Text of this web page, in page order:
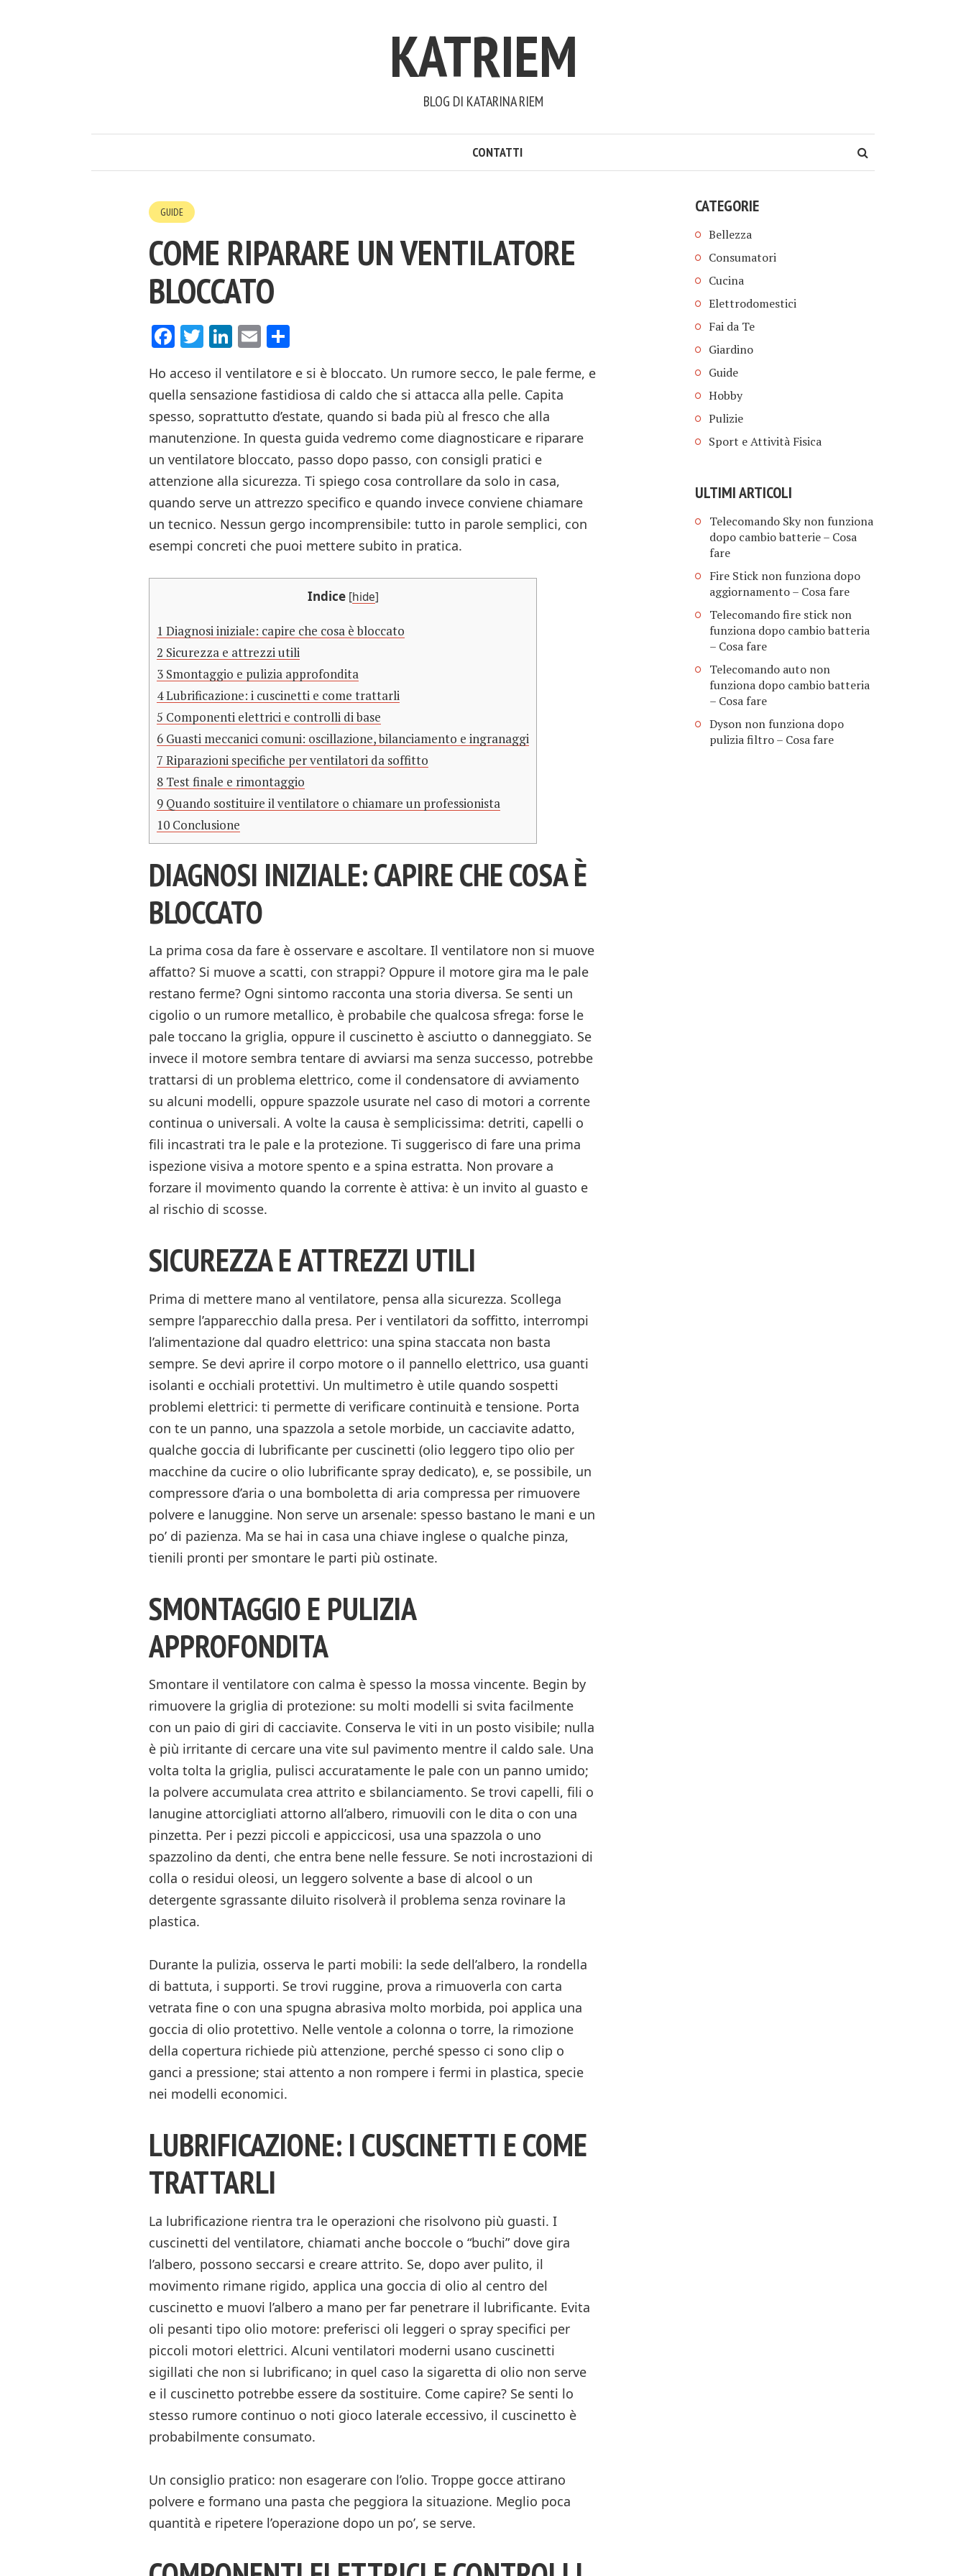
KATRIEM
BLOG DI KATARINA RIEM
CONTATTI
GUIDE
COME RIPARARE UN VENTILATORE
BLOCCATO
Facebook
Twitter
LinkedIn
Email
Ho acceso il ventilatore e si è bloccato. Un rumore secco, le pale ferme, e
quella sensazione fastidiosa di caldo che si attacca alla pelle. Capita
spesso, soprattutto d’estate, quando si bada più al fresco che alla
manutenzione. In questa guida vedremo come diagnosticare e riparare
un ventilatore bloccato, passo dopo passo, con consigli pratici e
attenzione alla sicurezza. Ti spiego cosa controllare da solo in casa,
quando serve un attrezzo specifico e quando invece conviene chiamare
un tecnico. Nessun gergo incomprensibile: tutto in parole semplici, con
esempi concreti che puoi mettere subito in pratica.
Indice [hide]
1 Diagnosi iniziale: capire che cosa è bloccato
2 Sicurezza e attrezzi utili
3 Smontaggio e pulizia approfondita
4Lubrificazione: i cuscinetti e come trattarli
5 Componenti elettrici e controlli di base
6 Guasti meccanici comuni: oscillazione, bilanciamento e ingranaggi
7 Riparazioni specifiche per ventilatori da soffitto
8 Test finale e rimontaggio
9 Quando sostituire il ventilatore o chiamare un professionista
10 Conclusione
DIAGNOSI INIZIALE: CAPIRE CHE COSA È
BLOCCATO
La prima cosa da fare è osservare e ascoltare. Il ventilatore non si muove
affatto? Si muove a scatti, con strappi? Oppure il motore gira ma le pale
restano ferme? Ogni sintomo racconta una storia diversa. Se senti un
cigolio o un rumore metallico, è probabile che qualcosa sfrega: forse le
pale toccano la griglia, oppure il cuscinetto è asciutto o danneggiato. Se
invece il motore sembra tentare di avviarsi ma senza successo, potrebbe
trattarsi di un problema elettrico, come il condensatore di avviamento
su alcuni modelli, oppure spazzole usurate nel caso di motori a corrente
continua o universali. A volte la causa è semplicissima: detriti, capelli o
fili incastrati tra le pale e la protezione. Ti suggerisco di fare una prima
ispezione visiva a motore spento e a spina estratta. Non provare a
forzare il movimento quando la corrente è attiva: è un invito al guasto e
al rischio di scosse.
SICUREZZA E ATTREZZI UTILI
Prima di mettere mano al ventilatore, pensa alla sicurezza. Scollega
sempre l’apparecchio dalla presa. Per i ventilatori da soffitto, interrompi
l’alimentazione dal quadro elettrico: una spina staccata non basta
sempre. Se devi aprire il corpo motore o il pannello elettrico, usa guanti
isolanti e occhiali protettivi. Un multimetro è utile quando sospetti
problemi elettrici: ti permette di verificare continuità e tensione. Porta
con te un panno, una spazzola a setole morbide, un cacciavite adatto,
qualche goccia di lubrificante per cuscinetti (olio leggero tipo olio per
macchine da cucire o olio lubrificante spray dedicato), e, se possibile, un
compressore d’aria o una bomboletta di aria compressa per rimuovere
polvere e lanuggine. Non serve un arsenale: spesso bastano le mani e un
po’ di pazienza. Ma se hai in casa una chiave inglese o qualche pinza,
tienili pronti per smontare le parti più ostinate.
SMONTAGGIO E PULIZIA
APPROFONDITA
Smontare il ventilatore con calma è spesso la mossa vincente. Begin by
rimuovere la griglia di protezione: su molti modelli si svita facilmente
con un paio di giri di cacciavite. Conserva le viti in un posto visibile; nulla
è più irritante di cercare una vite sul pavimento mentre il caldo sale. Una
volta tolta la griglia, pulisci accuratamente le pale con un panno umido;
la polvere accumulata crea attrito e sbilanciamento. Se trovi capelli, fili o
lanugine attorcigliati attorno all’albero, rimuovili con le dita o con una
pinzetta. Per i pezzi piccoli e appiccicosi, usa una spazzola o uno
spazzolino da denti, che entra bene nelle fessure. Se noti incrostazioni di
colla o residui oleosi, un leggero solvente a base di alcool o un
detergente sgrassante diluito risolverà il problema senza rovinare la
plastica.
Durante la pulizia, osserva le parti mobili: la sede dell’albero, la rondella
di battuta, i supporti. Se trovi ruggine, prova a rimuoverla con carta
vetrata fine o con una spugna abrasiva molto morbida, poi applica una
goccia di olio protettivo. Nelle ventole a colonna o torre, la rimozione
della copertura richiede più attenzione, perché spesso ci sono clip o
ganci a pressione; stai attento a non rompere i fermi in plastica, specie
nei modelli economici.
LUBRIFICAZIONE: I CUSCINETTI E COME
TRATTARLI
La lubrificazione rientra tra le operazioni che risolvono più guasti. I
cuscinetti del ventilatore, chiamati anche boccole o “buchi” dove gira
l’albero, possono seccarsi e creare attrito. Se, dopo aver pulito, il
movimento rimane rigido, applica una goccia di olio al centro del
cuscinetto e muovi l’albero a mano per far penetrare il lubrificante. Evita
oli pesanti tipo olio motore: preferisci oli leggeri o spray specifici per
piccoli motori elettrici. Alcuni ventilatori moderni usano cuscinetti
sigillati che non si lubrificano; in quel caso la sigaretta di olio non serve
e il cuscinetto potrebbe essere da sostituire. Come capire? Se senti lo
stesso rumore continuo o noti gioco laterale eccessivo, il cuscinetto è
probabilmente consumato.
Un consiglio pratico: non esagerare con l’olio. Troppe gocce attirano
polvere e formano una pasta che peggiora la situazione. Meglio poca
quantità e ripetere l’operazione dopo un po’, se serve.
CATEGORIE
Bellezza
Consumatori
Cucina
Elettrodomestici
Fai da Te
Giardino
Guide
Hobby
Pulizie
Sport e Attività Fisica
ULTIMI ARTICOLI
Telecomando Sky non funziona
dopo cambio batterie​ – Cosa
fare
Fire Stick non funziona dopo
aggiornamento​ – Cosa fare
Telecomando fire stick non
funziona dopo cambio batteria​
– Cosa fare
Telecomando auto non
funziona dopo cambio batteria​
– Cosa fare
Dyson non funziona dopo
pulizia filtro​ – Cosa fare